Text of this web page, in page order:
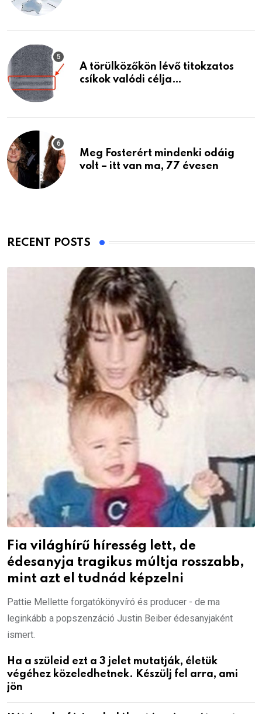
A törülközőkön lévő titokzatos
csíkok valódi célja…
Meg Fosterért mindenki odáig
volt – itt van ma, 77 évesen
RECENT POSTS
Fia világhírű híresség lett, de
édesanyja tragikus múltja rosszabb,
mint azt el tudnád képzelni
Pattie Mellette forgatókönyvíró és producer - de ma
leginkább a popszenzáció Justin Beiber édesanyjaként
ismert.
Ha a szüleid ezt a 3 jelet mutatják, életük
végéhez közeledhetnek. Készülj fel arra, ami
jön